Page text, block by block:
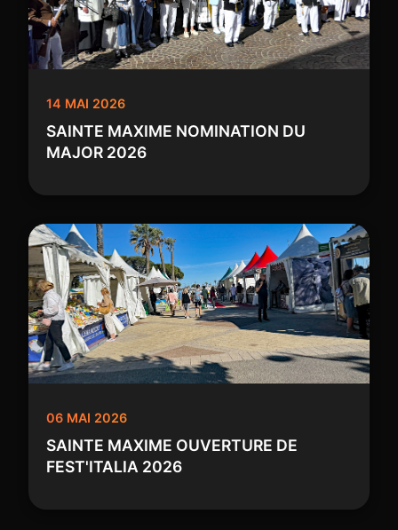
14 MAI 2026
SAINTE MAXIME NOMINATION DU
MAJOR 2026
06 MAI 2026
SAINTE MAXIME OUVERTURE DE
FEST'ITALIA 2026